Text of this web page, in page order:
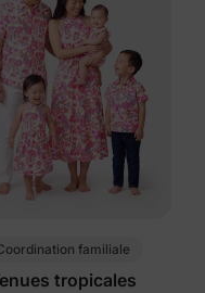
familiale
tropicales